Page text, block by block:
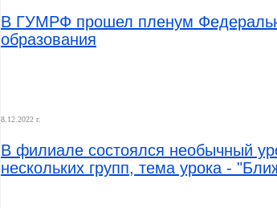
В ГУМРФ прошел пленум
образования
8.12.2022 г.
В филиале состоялся необычный
нескольких групп, тема урока -